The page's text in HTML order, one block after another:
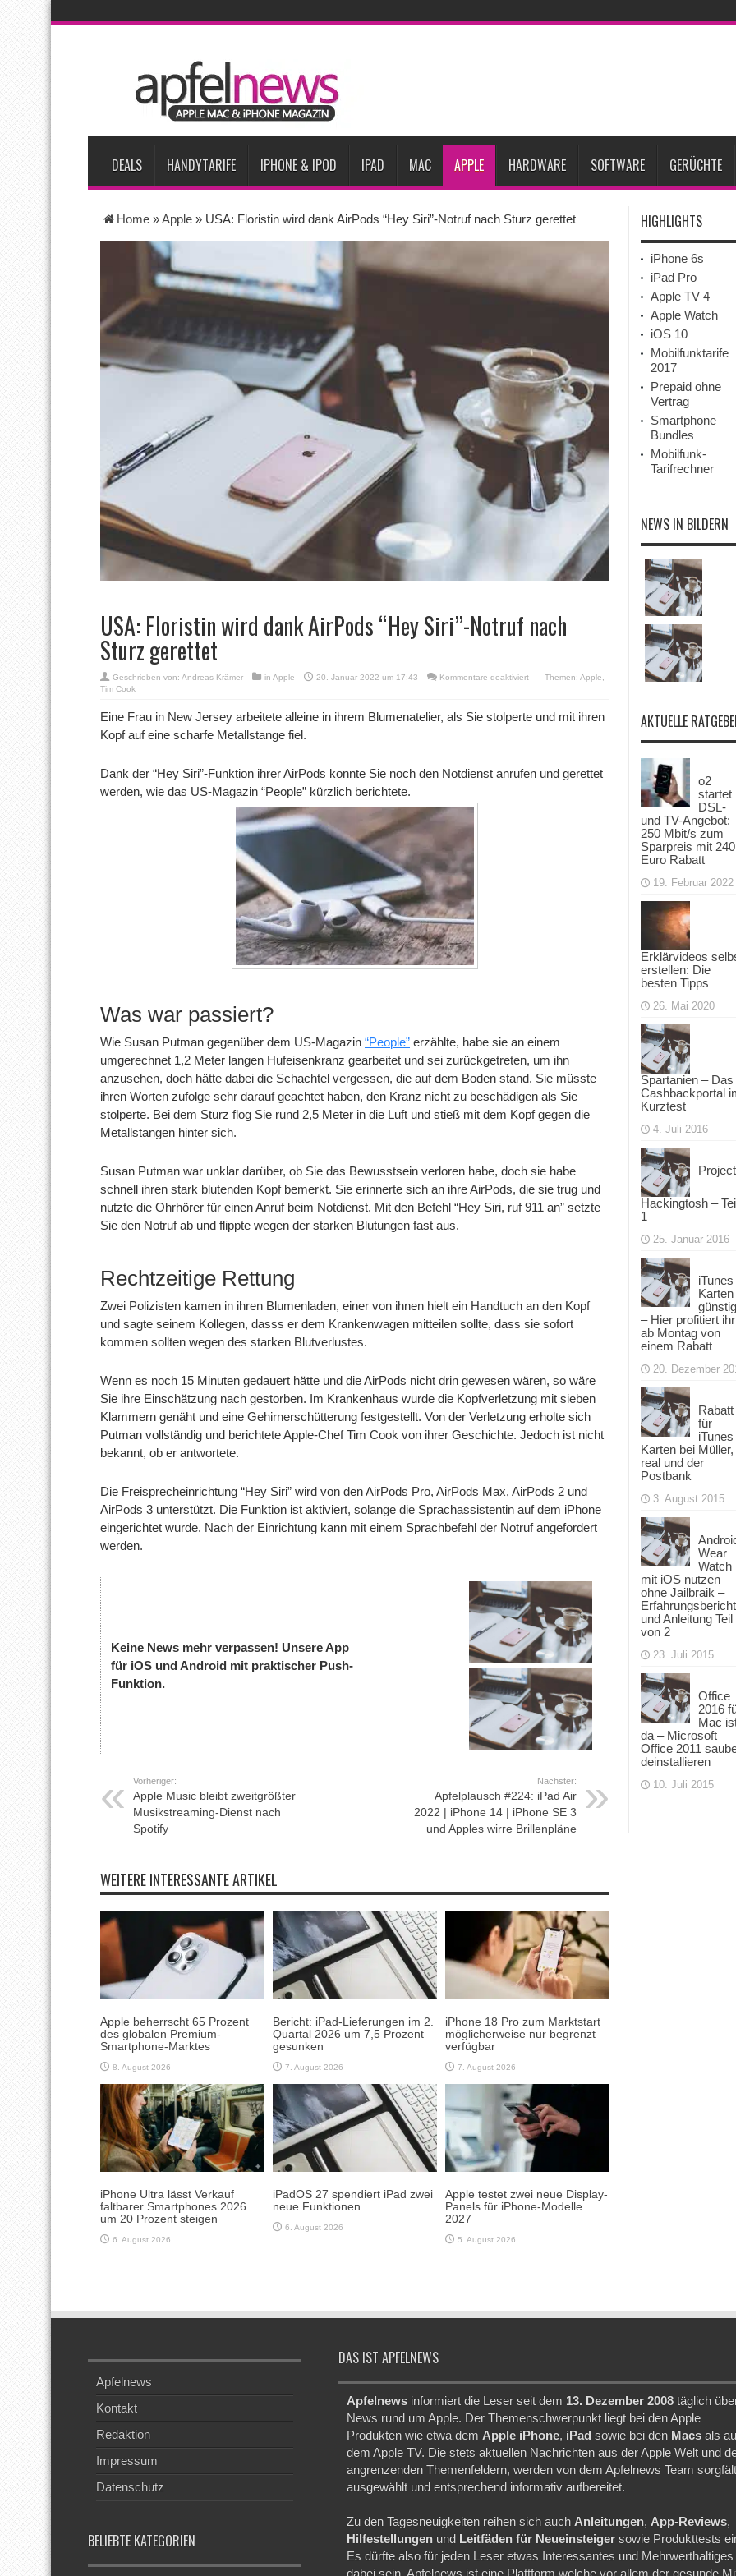
Apple beherrscht 65 Prozent des globalen Premium-Smartphone-Marktes
iPhone 18 Pro zum Marktstart möglicherweise nur begrenzt verfügbar
iPhone Ultra lässt Verkauf faltbarer Smartphones 2026 um 20 Prozent steigen
iPhone 18 Pro: Diese 3 großen Upgrades bringt das Top-Modell Apples Smartbrille könnte das nächste große Gesundheits-Gadget werden
DEALS HANDYTARIFE IPHONE & IPOD IPAD MAC APPLE HARDWARE SOFTWARE GERÜCHTE
Home »Apple » USA: Floristin wird dank AirPods “Hey Siri”-Notruf nach Sturz gerettet
USA: Floristin wird dank AirPods “Hey Siri”-Notruf nach
Sturz gerettet
Geschrieben von: Andreas Krämer in Apple 20. Januar 2022 um 17:43 Kommentare deaktiviertfür
dank
nach
Themen: Apple
Tim Cook
Eine Frau in New Jersey arbeitete alleine in ihrem Blumenatelier, als Sie stolperte und mit ihren
Kopf auf eine scharfe Metallstange fiel.
Dank der “Hey Siri”-Funktion ihrer AirPods konnte Sie noch den Notdienst anrufen und gerettet
werden, wie das US-Magazin “People” kürzlich berichtete.
Was war passiert?
Wie Susan Putman gegenüber dem US-Magazin “People” erzählte, habe sie an einem
umgerechnet 1,2 Meter langen Hufeisenkranz gearbeitet und sei zurückgetreten, um ihn
anzusehen, doch hätte dabei die Schachtel vergessen, die auf dem Boden stand. Sie müsste
ihren Worten zufolge sehr darauf geachtet haben, den Kranz nicht zu beschädigen als Sie
stolperte. Bei dem Sturz flog Sie rund 2,5 Meter in die Luft und stieß mit dem Kopf gegen die
Metallstangen hinter sich.
Susan Putman war unklar darüber, ob Sie das Bewusstsein verloren habe, doch sie habe
schnell ihren stark blutenden Kopf bemerkt. Sie erinnerte sich an ihre AirPods, die sie trug und
nutzte die Ohrhörer für einen Anruf beim Notdienst. Mit den Befehl “Hey Siri, ruf 911 an” setzte
Sie den Notruf ab und flippte wegen der starken Blutungen fast aus.
Rechtzeitige Rettung
Zwei Polizisten kamen in ihren Blumenladen, einer von ihnen hielt ein Handtuch an den Kopf
und sagte seinem Kollegen, dasss er dem Krankenwagen mitteilen sollte, dass sie sofort
kommen sollten wegen des starken Blutverlustes.
Wenn es noch 15 Minuten gedauert hätte und die AirPods nicht drin gewesen wären, so wäre
Sie ihre Einschätzung nach gestorben. Im Krankenhaus wurde die Kopfverletzung mit sieben
Klammern genäht und eine Gehirnerschütterung festgestellt. Von der Verletzung erholte sich
Putman vollständig und berichtete Apple-Chef Tim Cook von ihrer Geschichte. Jedoch ist nicht
bekannt, ob er antwortete.
Die Freisprecheinrichtung “Hey Siri” wird von den AirPods Pro, AirPods Max, AirPods 2 und
AirPods 3 unterstützt. Die Funktion ist aktiviert, solange die Sprachassistentin auf dem iPhone
eingerichtet wurde. Nach der Einrichtung kann mit einem Sprachbefehl der Notruf angefordert
werden.
Keine News mehr verpassen! Unsere App
für iOS und Android mit praktischer Push-
Funktion.
Vorheriger:
Apple Music bleibt zweitgrößter
Musikstreaming-Dienst nach
Spotify
Nächster:
Apfelplausch #224: iPad Air
2022 | iPhone 14 | iPhone SE 3
und Apples wirre Brillenpläne
WEITERE INTERESSANTE ARTIKEL
Apple beherrscht 65 Prozent
des globalen Premium-
Smartphone-Marktes
8. August 2026
Bericht: iPad-Lieferungen im 2.
Quartal 2026 um 7,5 Prozent
gesunken
7. August 2026
iPhone 18 Pro zum Marktstart
möglicherweise nur begrenzt
verfügbar
7. August 2026
iPhone Ultra lässt Verkauf
faltbarer Smartphones 2026
um 20 Prozent steigen
6. August 2026
iPadOS 27 spendiert iPad zwei
neue Funktionen
6. August 2026
Apple testet zwei neue Display-
Panels für iPhone-Modelle
2027
5. August 2026
HIGHLIGHTS
iPhone 6s
iPad Pro
Apple TV 4
Apple Watch
iOS 10
Mobilfunktarife
2017
Prepaid ohne
Vertrag
Smartphone
Bundles
Mobilfunk-
Tarifrechner
NEWS IN BILDERN
AKTUELLE
o2
startet
DSL-
und TV-Angebot:
250 Mbit/s zum
Sparpreis mit 240
Euro Rabatt
19. Februar 2022
Erklärvideos
erstellen: Die
besten Tipps
26. Mai 2020
Spartanien – Das
Cashbackportal
Kurztest
4. Juli 2016
Project
Hackingtosh –
1
25. Januar 2016
iTunes
Karten
– Hier profitiert ihr
ab Montag von
einem Rabatt
20. Dezember
Rabatt
für
iTunes
Karten bei Müller,
real und der
Postbank
3. August 2015
Wear
Watch
mit iOS nutzen
ohne Jailbraik –
Erfahrungsbericht
und Anleitung Teil
von 2
23. Juli 2015
Office
2016
Mac
da – Microsoft
Office 2011
deinstallieren
10. Juli 2015
Apfelnews
Kontakt
Redaktion
Impressum
Datenschutz
BELIEBTE KATEGORIEN
DAS IST APFELNEWS
Apfelnews informiert die Leser seit dem 13. Dezember 2008 täglich
News rund um Apple. Der Themenschwerpunkt liegt bei den Apple
Produkten wie etwa dem Apple iPhone, iPad sowie bei den Macs als
dem Apple TV. Die stets aktuellen Nachrichten aus der Apple Welt und
angrenzenden Themenfeldern, werden von dem Apfelnews Team
ausgewählt und entsprechend informativ aufbereitet.
Zu den Tagesneuigkeiten reihen sich auch Anleitungen, App-Reviews,
Hilfestellungen und Leitfäden für Neueinsteiger sowie Produkttests
Es dürfte also für jeden Leser etwas Interessantes und Mehrwerthaltiges